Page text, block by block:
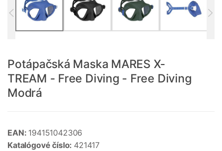
Potápačská Maska MARES X-
TREAM - Free Diving - Free Diving
Modrá
EAN: 194151042306
Katalógové číslo: 421417